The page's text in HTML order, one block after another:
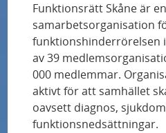
Samband mellan nedsatt
och försämrad prognos
Nytt blodprov upptäcker
lika exakt som dyra och
metoder
Funktionsrätt Skåne är en
samarbetsorganisation
funktionshinderrörelsen
av 39
000 medlemmar.
aktivt för att samhället
oavsett diagnos,
funktionsnedsättningar.